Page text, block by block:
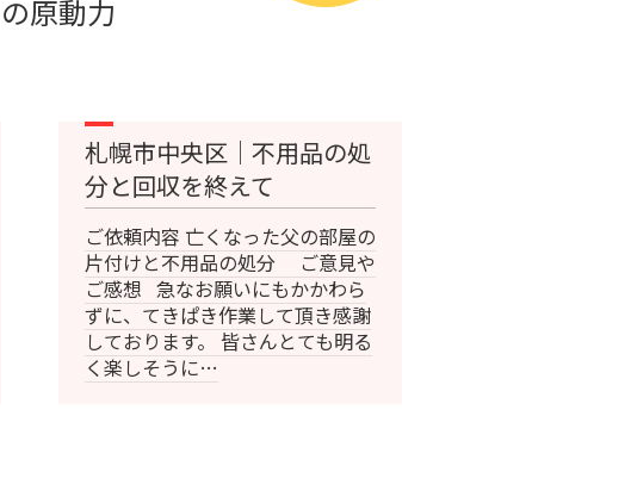
原動力
札幌市中央区｜不用品の処
分と回収を終えて
ご依頼内容 亡くなった父の部屋の
片付けと不用品の処分 ご意見や
ご感想 急なお願いにもかかわら
ずに、てきぱき作業して頂き感謝
しております。 皆さんとても明る
く楽しそうに…